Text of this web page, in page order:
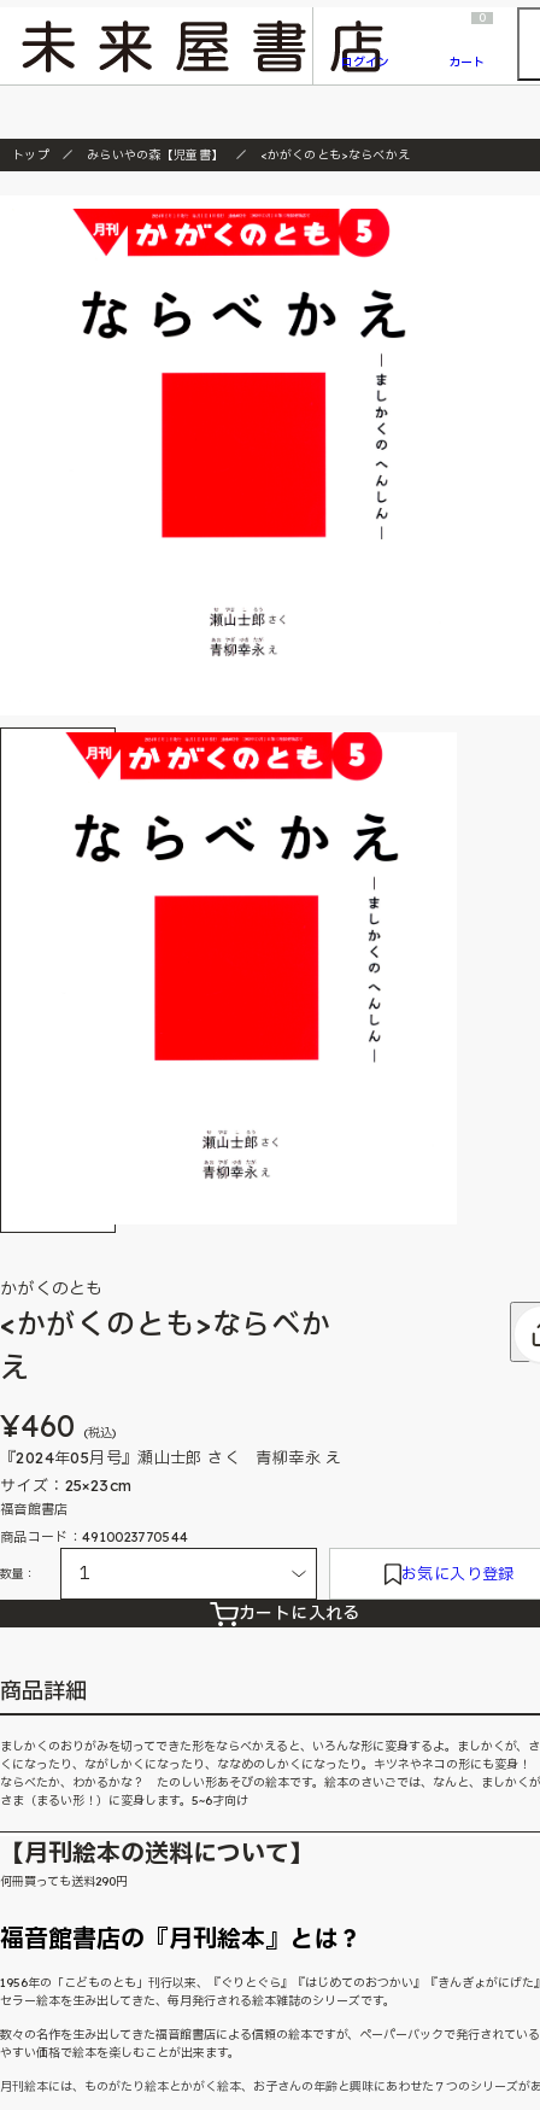
『ONE PIECE magazine 021 ONE PIECEカード付き同梱版』発売延期のご案内
ログイン
0
カート
トップ みらいやの森【児童書】 <かがくのとも>ならべかえ
かがくのとも
<かがくのとも>ならべか
え
¥460 (税込)
『2024年05月号』瀬山士郎 さく 青柳幸永 え
サイズ：25×23cm
福音館書店
商品コード：4910023770544
数量： お気に入り登録
カートに入れる
商品詳細
ましかくのおりがみを切ってできた形をならべかえると、いろんな形に変身するよ。ましかくが、
くになったり、ながしかくになったり、ななめのしかくになったり。キツネやネコの形にも変身
ならべたか、わかるかな？ たのしい形あそびの絵本です。絵本のさいごでは、なんと、ましかく
さま（まるい形！）に変身します。5~6才向け
【月刊絵本の送料について】
何冊買っても送料290円
福音館書店の『月刊絵本』とは？
1956年の「こどものとも」刊行以来、『ぐりとぐら』『はじめてのおつかい』『きんぎょがにげた
セラー絵本を生み出してきた、毎月発行される絵本雑誌のシリーズです。
数々の名作を生み出してきた福音館書店による信頼の絵本ですが、ペーパーバックで発行されてい
やすい価格で絵本を楽しむことが出来ます。
月刊絵本には、ものがたり絵本とかがく絵本、お子さんの年齢と興味にあわせた７つのシリーズが